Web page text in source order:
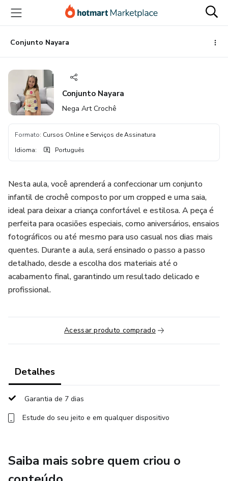
para
conteúdo
principal
para
pagamento
para
rodapéConjunto Nayara
Conjunto Nayara
Nega Art Crochê
Formato: Cursos Online e Serviços de Assinatura
Idioma: Português
Nesta aula, você aprenderá a confeccionar um conjunto
infantil de crochê composto por um cropped e uma saia,
ideal para deixar a criança confortável e estilosa. A peça é
perfeita para ocasiões especiais, como aniversários, ensaios
fotográficos ou até mesmo para uso casual nos dias mais
quentes. Durante a aula, será ensinado o passo a passo
detalhado, desde a escolha dos materiais até o
acabamento final, garantindo um resultado delicado e
profissional.
Acessar produto comprado
Detalhes
Garantia de 7 dias
Estude do seu jeito e em qualquer dispositivo
Saiba mais sobre quem criou o